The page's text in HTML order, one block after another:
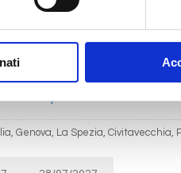
Europa
Genova, La Spezia, Civitavecchia,